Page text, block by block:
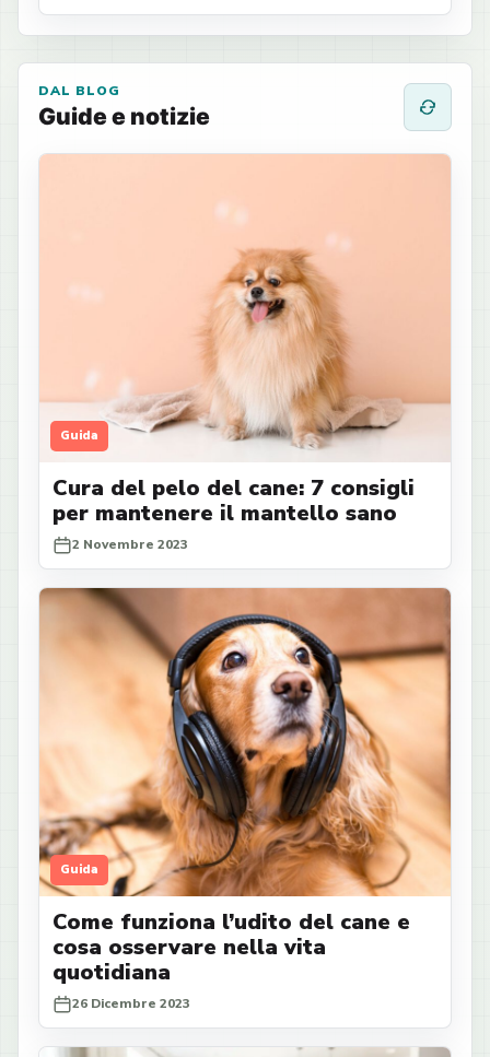
DAL BLOG
Guide e notizie
Guida
Cura del pelo del cane: 7 consigli
per mantenere il mantello sano
2 Novembre 2023
Guida
Come funziona l’udito del cane e
cosa osservare nella vita
quotidiana
26 Dicembre 2023